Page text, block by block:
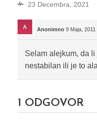
23 Decembra, 2021
Anonimno 9 Maja, 2011
Selam alejkum, da
nestabilan ili je to
1 ODGOVOR